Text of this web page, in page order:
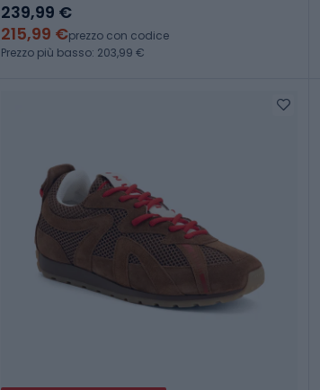
239,99 €
215,99 €prezzo con codice
Prezzo più basso: 203,99 €